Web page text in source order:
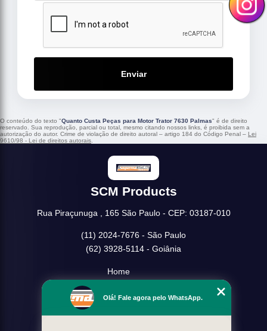
Enviar
O conteúdo do texto "Quanto Custa Peças para Motor Trator 7630 Palmas" é de direito
reservado. Sua reprodução, parcial ou total, mesmo citando nossos links, é proibida sem a
autorização do autor. Crime de violação de direito autoral – artigo 184 do Código Penal – Lei
9610/98 - Lei de direitos autorais.
SCM Products
Rua Piraçunuga , 165 São Paulo - CEP: 03187-010
(11) 2024-7676 - São Paulo
(62) 3928-5114 - Goiânia
Home
Missão
Olá! Fale agora pelo WhatsApp.